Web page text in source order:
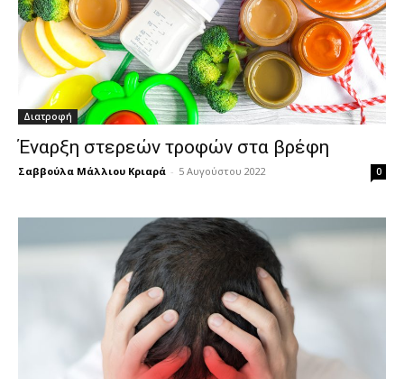
Διατροφή
Έναρξη στερεών τροφών στα βρέφη
Σαββούλα Μάλλιου Κριαρά - 5 Αυγούστου 2022 0